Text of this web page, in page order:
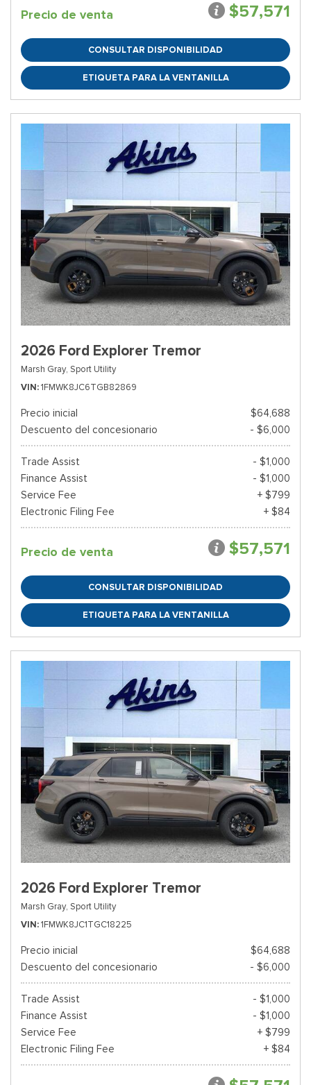
Precio de venta $57,571
CONSULTAR DISPONIBILIDAD
ETIQUETA PARA LA VENTANILLA
2026 Ford Explorer Tremor
Marsh Gray, Sport Utility
VIN 1FMWK8JC6TGB82869
Precio inicial
$64,688
Descuento del concesionario
- $6,000
Trade Assist
- $1,000
Finance Assist
- $1,000
Service Fee
+ $799
Electronic Filing Fee
+ $84
Precio de venta $57,571
CONSULTAR DISPONIBILIDAD
ETIQUETA PARA LA VENTANILLA
2026 Ford Explorer Tremor
Marsh Gray, Sport Utility
VIN 1FMWK8JC1TGC18225
Precio inicial
$64,688
Descuento del concesionario
- $6,000
Trade Assist
- $1,000
Finance Assist
- $1,000
Service Fee
+ $799
Electronic Filing Fee
+ $84